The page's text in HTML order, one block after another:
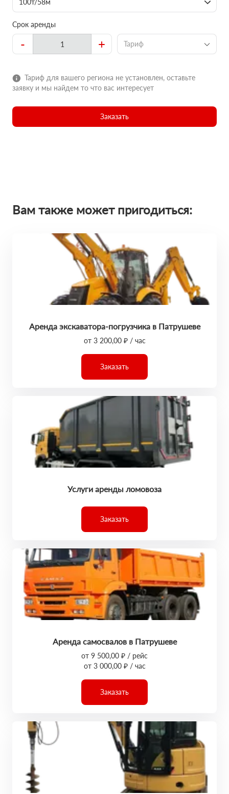
100т/58м
Срок аренды
- + Тариф
Тариф для вашего региона не установлен, оставьте
заявку и мы найдем то что вас интересует
Заказать
Вам также может пригодиться:
Аренда экскаватора-погрузчика в Патрушеве
от 3 200,00 ₽ / час
Заказать
Услуги аренды ломовоза
Заказать
Аренда самосвалов в Патрушеве
от 9 500,00 ₽ / рейс
от 3 000,00 ₽ / час
Заказать